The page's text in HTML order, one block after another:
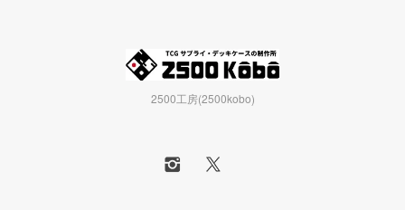
2500工房(2500kobo)